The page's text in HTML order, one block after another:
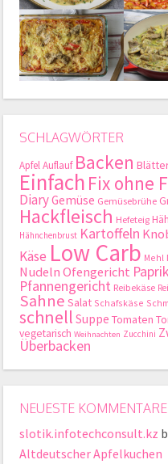
SCHLAGWÖRTER
ApfelAuflauf Backen
Einfach Fix ohne
DiaryGemüse Gemüsebrühe
Hackfleisch Hefeteig
Hähnchenbrust Kartoffeln
Käse Low Carb Mehl
NudelnOfengericht
Pfannengericht Reibekäse
Sahne Salat Schafskäse
schnell Suppe Tomaten
vegetarisch Weihnachten Zucchini
Überbacken
NEUESTE KOMMENTARE
slotik.infotechconsult.kz
Altdeutscher Apfelkuchen